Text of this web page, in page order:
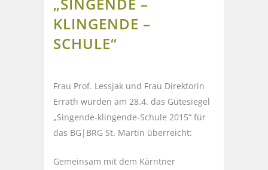
KLINGENDE –
SCHULE“
Frau Prof. Lessjak und Frau Direktorin
Errath wurden am 28.4. das Gütesiegel
„Singende-klingende-Schule 2015“ für
das BG|BRG St. Martin überreicht:
Gemeinsam mit dem Kärntner